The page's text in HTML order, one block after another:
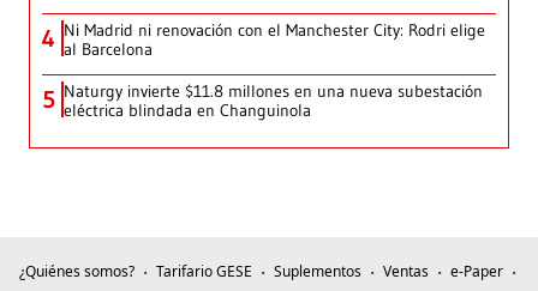
4 Ni Madrid ni renovación con el Manchester City: Rodri elige
al Barcelona
5 Naturgy invierte $11.8 millones en una nueva subestación
eléctrica blindada en Changuinola
¿Quiénes somos? Tarifario GESE Suplementos Ventas
e-Paper